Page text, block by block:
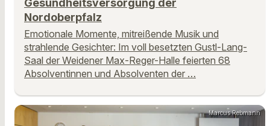
Nordoberpfalz
Emotionale Momente, mitreißende Musik und
strahlende Gesichter: Im voll besetzten Gustl-Lang-
Saal der Weidener Max-Reger-Halle feierten 68
Absolventinnen und Absolventen der …
Marcus Rebmann